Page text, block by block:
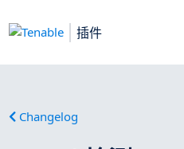
插件
Changelog